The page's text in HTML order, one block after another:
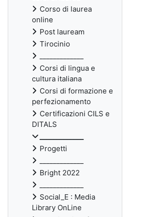
Corso di laurea
online
Post lauream
Tirocinio
Corsi di lingua e
cultura italiana
Corsi di formazione e
perfezionamento
Certificazioni CILS e
DITALS
Progetti
Bright 2022
Social_E : Media
Library OnLine